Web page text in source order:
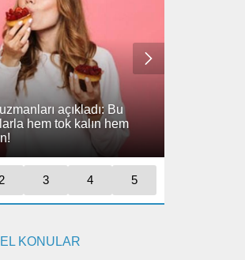
uzmanları açıkladı: Bu
hem tok kalın
verin!
edin: Çöpe giden
bakın neye iyi
2 3 4 5
KONULAR